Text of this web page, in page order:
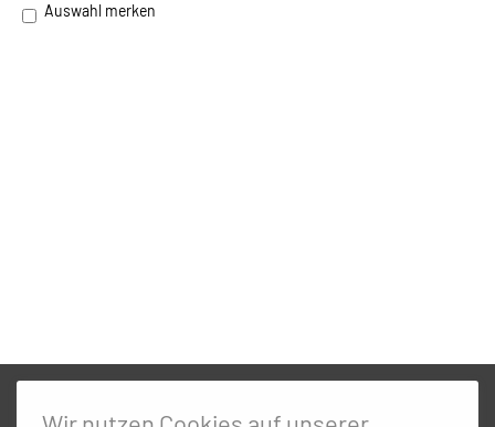
Auswahl merken